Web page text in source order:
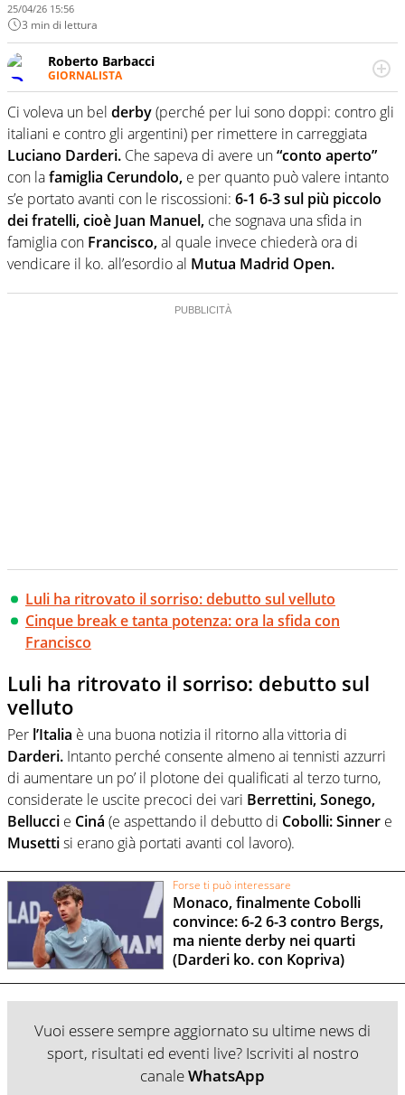
25/04/26 15:56
3 min di lettura
Roberto Barbacci
GIORNALISTA
Giornalista (pubblicista) sportivo a tutto campo, è il
tuttologo di Virgilio Sport. Provate a chiedergli di boxe, di
scherma, di volley o di curling: ve ne farà innamorare
Ci voleva un bel derby(perché per lui sono doppi: contro gli
italiani e contro gli argentini) per rimettere in carreggiata
Luciano Darderi. Che sapeva di avere un“conto aperto”
con lafamiglia Cerundolo, e per quanto può valere intanto
s’e portato avanti con le riscossioni: 6-1 6-3 sul più piccolo
dei fratelli, cioè Juan Manuel, che sognava una sfida in
famiglia con Francisco,al quale invece chiederà ora di
vendicare il ko. all’esordio al Mutua Madrid Open.
Luli ha ritrovato il sorriso: debutto sul velluto
Cinque break e tanta potenza: ora la sfida con
Francisco
Luli ha ritrovato il sorriso: debutto sul
velluto
Per l’Italia è una buona notizia il ritorno alla vittoria di
Darderi. Intanto perché consente almeno ai tennisti azzurri
di aumentare un po’ il plotone dei qualificati al terzo turno,
considerate le uscite precoci dei vari Berrettini, Sonego,
Bellucci e Ciná (e aspettando il debutto di Cobolli: Sinner e
Musettisi erano già portati avanti col lavoro).
Forse ti può interessare
Monaco, finalmente Cobolli
convince: 6-2 6-3 contro Bergs,
ma niente derby nei quarti
(Darderi ko. con Kopriva)
Vuoi essere sempre aggiornato su ultime news di
sport, risultati ed eventi live? Iscriviti al nostro
canaleWhatsApp